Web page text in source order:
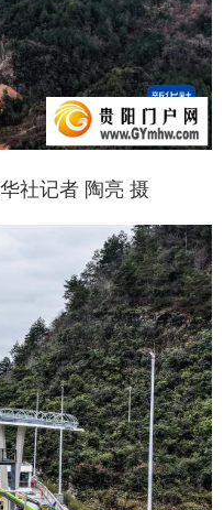
社记者 陶亮 摄